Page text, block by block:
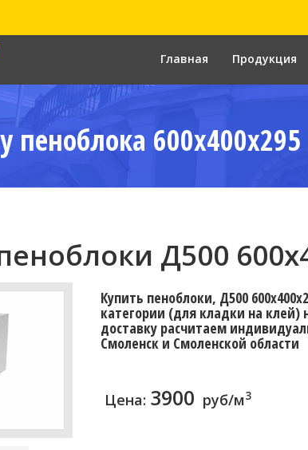
Главная Продукция
пеноблока
Д500
Купить пеноблоки, Д500
категории (для кладки на клей)
доставку расчитаем
Смоленск и Смоленской области
Цена: 3900 руб/м3